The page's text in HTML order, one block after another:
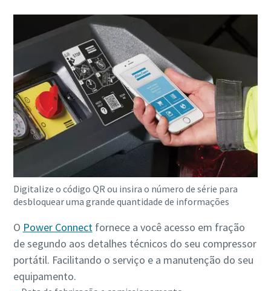
Digitalize o código QR ou insira o número de série para
desbloquear uma grande quantidade de informações
O Power Connectfornece a você acesso em fração
de segundo aos detalhes técnicos do seu compressor
portátil. Facilitando o serviço e a manutenção do seu
equipamento.